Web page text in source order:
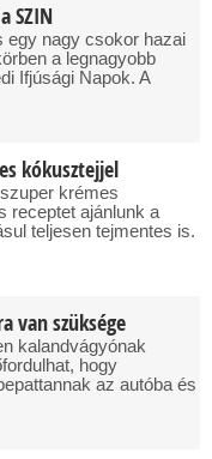
SZIN
egy nagy csokor hazai
a legnagyobb
Ifjúsági Napok. A
kókusztejjel
krémes
receptet ajánlunk a
teljesen tejmentes is.
van szüksége
kalandvágyónak
hogy
az autóba és